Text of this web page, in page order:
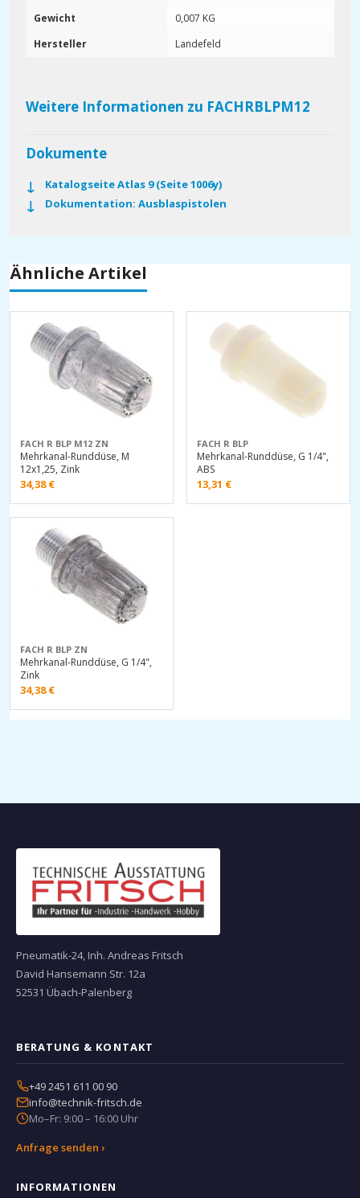
Gewicht
0,007 KG
Hersteller
Landefeld
Weitere Informationen zu FACHRBLPM12
Dokumente
Katalogseite Atlas 9 (Seite 1006y)
Dokumentation: Ausblaspistolen
Ähnliche Artikel
FACH R BLP M12 ZN
Mehrkanal-Runddüse, M
12x1,25, Zink
34,38€
FACH R BLP
Mehrkanal-Runddüse, G 1/4",
ABS
13,31 €
FACH R BLP ZN
Mehrkanal-Runddüse, G 1/4",
Zink
34,38€
Pneumatik-24, Inh. Andreas Fritsch
David Hansemann Str. 12a
52531 Übach-Palenberg
BERATUNG & KONTAKT
+49 2451 611 00 90
info@technik-fritsch.de
Mo–Fr: 9:00 – 16:00 Uhr
Anfrage senden ›
INFORMATIONEN